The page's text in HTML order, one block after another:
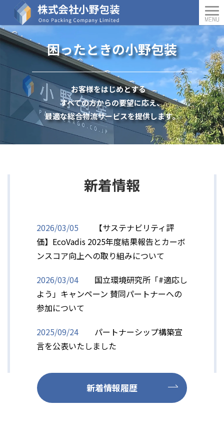
困ったときの小野包装
お客様をはじめとする
すべての方からの要望に応え、
最適な総合物流サービスを提供します。
新着情報
2026/03/05
【サステナビリティ評
価】EcoVadis 2025年度結果報告とカーボ
ンスコア向上への取り組みについて
2026/03/04
国立環境研究所「#適応し
よう」キャンペーン 賛同パートナーへの
参加について
2025/09/24
パートナーシップ構築宣
言を公表いたしました
新着情報履歴